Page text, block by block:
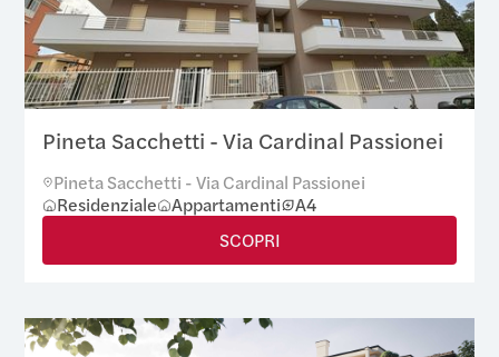
Pineta Sacchetti - Via Cardinal Passionei
Pineta Sacchetti - Via Cardinal Passionei
Residenziale
Appartamenti
A4
SCOPRI